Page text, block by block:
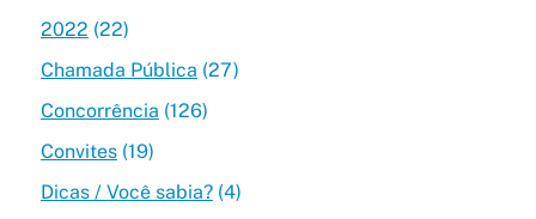
2022 (22)
Chamada Pública (27)
Concorrência (126)
Convites(19)
Dicas / Você sabia?(4)